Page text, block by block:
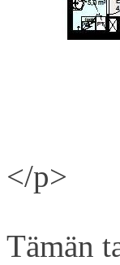
</p>
Tämän